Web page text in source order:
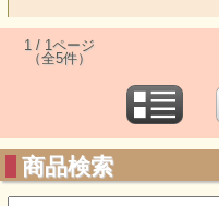
1 / 1ページ
（全5件）
商品検索